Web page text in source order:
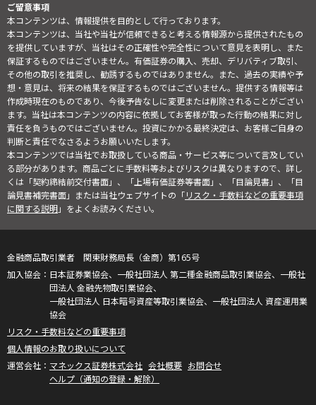
ご留意事項
本コンテンツは、情報提供を目的として行っております。
本コンテンツは、当社や当社が信頼できると考える情報源から提供されたもの
を提供していますが、当社はその正確性や完全性について意見を表明し、また
保証するものではございません。有価証券の購入、売却、デリバティブ取引、
その他の取引を推奨し、勧誘するものではありません。また、過去の実績や予
想・意見は、将来の結果を保証するものではございません。提供する情報等は
作成時現在のものであり、今後予告なしに変更または削除されることがござい
ます。当社は本コンテンツの内容に依拠してお客様が取った行動の結果に対し
責任を負うものではございません。投資にかかる最終決定は、お客様ご自身の
判断と責任でなさるようお願いいたします。
本コンテンツでは当社でお取扱している商品・サービス等について言及してい
る部分があります。商品ごとに手数料等およびリスクは異なりますので、詳し
くは「契約締結前交付書面」、「上場有価証券等書面」、「目論見書」、「目
論見書補完書面」または当社ウェブサイトの「リスク・手数料などの重要事項
に関する説明」をよくお読みください。
金融商品取引業者 関東財務局長（金商）第165号
日本証券業協会、一般社団法人 第二種金融商品取引業協会、一般社
団法人 金融先物取引業協会、
一般社団法人 日本暗号資産等取引業協会、一般社団法人 資産運用業
協会
リスク・手数料などの重要事項
個人情報のお取り扱いについて
マネックス証券株式会社 会社概要 お問合せ
ヘルプ（通知の登録・解除）